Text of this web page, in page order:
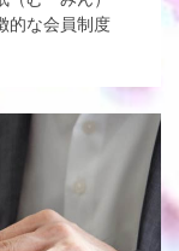
的な会員制度